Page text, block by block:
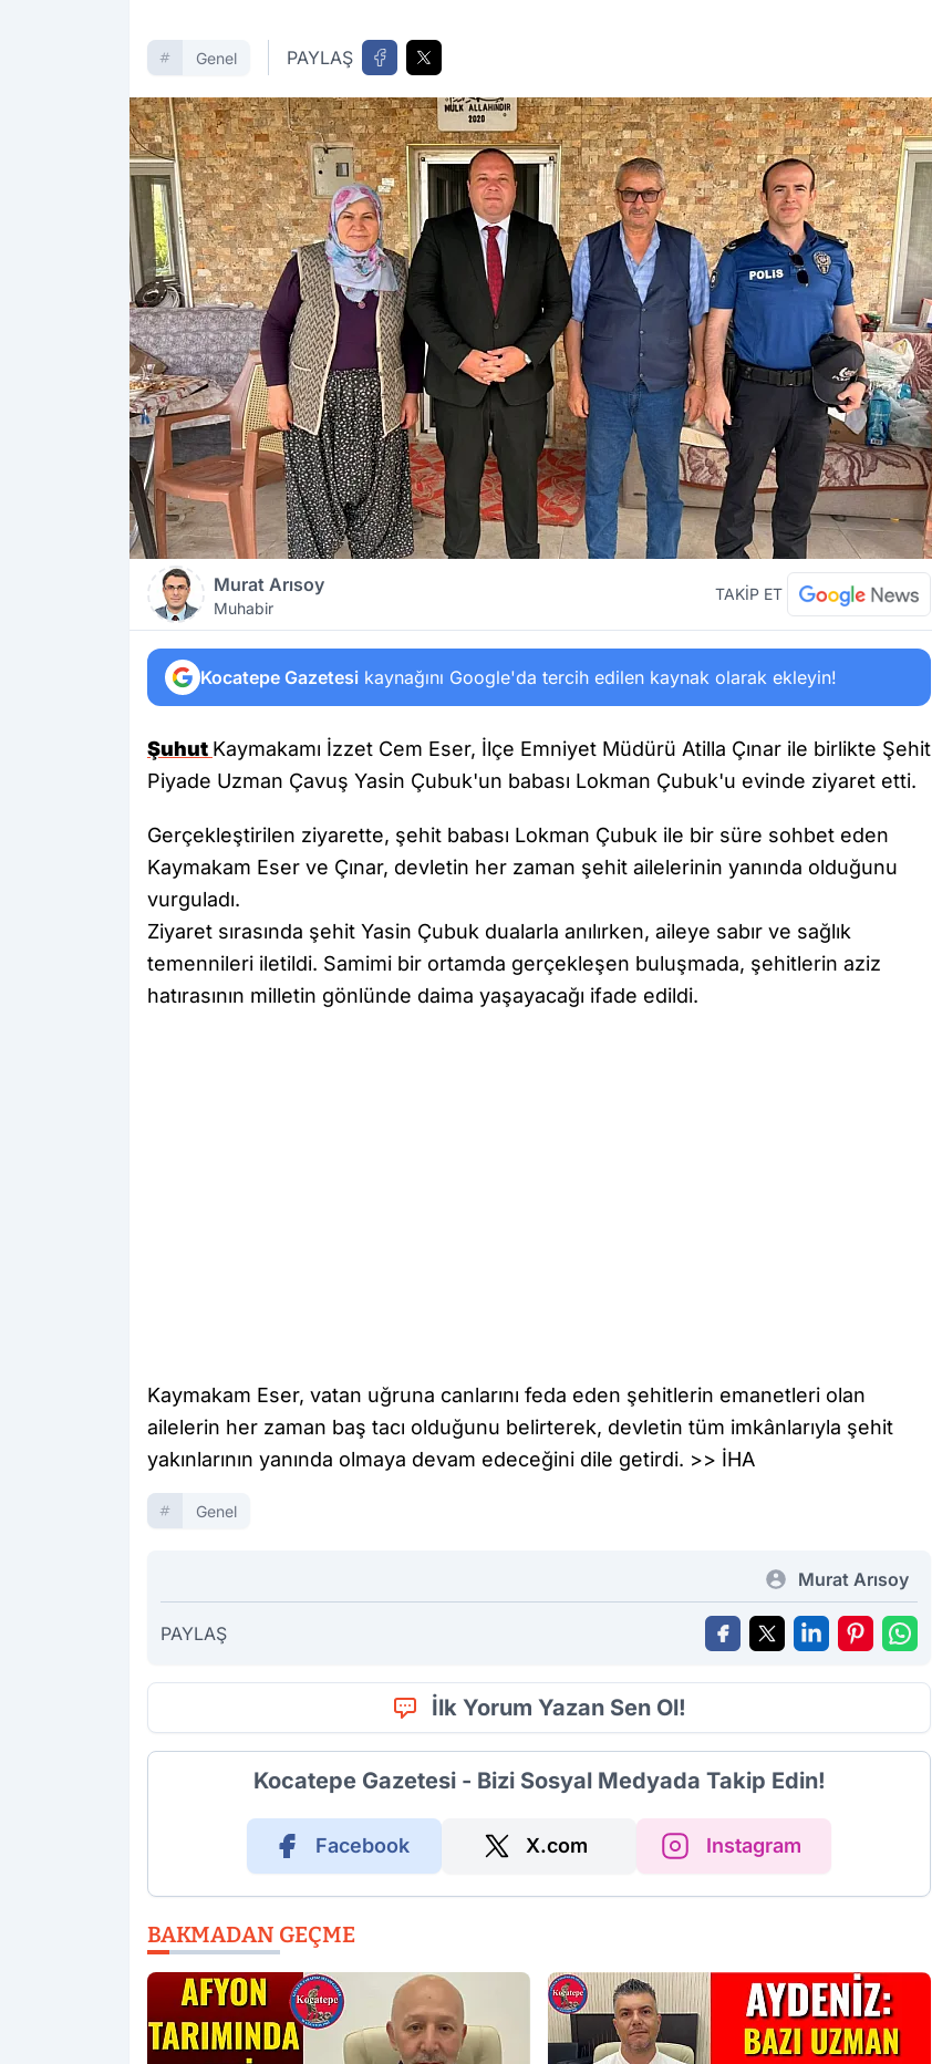
Genel PAYLAŞ
Murat Arısoy
Muhabir
TAKİP ET
Kocatepe Gazetesi kaynağını Google'da tercih edilen kaynak olarak ekleyin!
Şuhut Kaymakamı İzzet Cem Eser, İlçe Emniyet Müdürü Atilla Çınar ile birlikte Şehit
Piyade Uzman Çavuş Yasin Çubuk'un babası Lokman Çubuk'u evinde ziyaret etti.
Gerçekleştirilen ziyarette, şehit babası Lokman Çubuk ile bir süre sohbet eden
Kaymakam Eser ve Çınar, devletin her zaman şehit ailelerinin yanında olduğunu
vurguladı.
Ziyaret sırasında şehit Yasin Çubuk dualarla anılırken, aileye sabır ve sağlık
temennileri iletildi. Samimi bir ortamda gerçekleşen buluşmada, şehitlerin aziz
hatırasının milletin gönlünde daima yaşayacağı ifade edildi.
Kaymakam Eser, vatan uğruna canlarını feda eden şehitlerin emanetleri olan
ailelerin her zaman baş tacı olduğunu belirterek, devletin tüm imkânlarıyla şehit
yakınlarının yanında olmaya devam edeceğini dile getirdi. >> İHA
Genel
Murat Arısoy
PAYLAŞ
İlk Yorum Yazan Sen Ol!
Kocatepe Gazetesi - Bizi Sosyal Medyada Takip Edin!
Facebook X.com Instagram
BAKMADAN GEÇME